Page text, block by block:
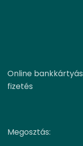
Online bankkártyás
fizetés
Megosztás: